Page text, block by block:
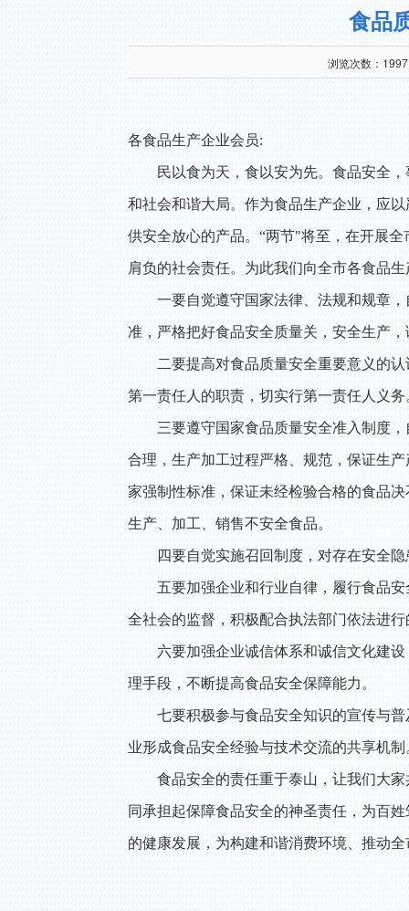
食品
浏览次数： 1997
各食品生产企业会员:
民以食为天，食以安为先。食品安全
和社会和谐大局。作为食品生产企业，应
供安全放心的产品。“两节"将至，在开展
肩负的社会责任。为此我们向全市各食品
一要自觉遵守国家法律、法规和规章
准，严格把好食品安全质量关，安全生产
二要提高对食品质量安全重要意义的
第一责任人的职责，切实行第一责任人义
三要遵守国家食品质量安全准入制度
合理，生产加工过程严格、规范，保证生
家强制性标准，保证未经检验合格的食品
生产、加工、销售不安全食品。
四要自觉实施召回制度，对存在安全
五要加强企业和行业自律，履行食品
全社会的监督，积极配合执法部门依法进
六要加强企业诚信体系和诚信文化建
理手段，不断提高食品安全保障能力。
七要积极参与食品安全知识的宣传与
业形成食品安全经验与技术交流的共享机制
食品安全的责任重于泰山，让我们大
同承担起保障食品安全的神圣责任，为百
的健康发展，为构建和谐消费环境、推动